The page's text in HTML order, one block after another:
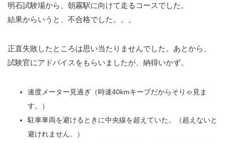
明石試験場から、朝霧駅に向けて走るコースでした。
結果からいうと、不合格でした。。。
正直失敗したところは思い当たりませんでした。あとから、
試験官にアドバイスをもらいましたが、納得いかず。
速度メーター見過ぎ（時速40kmキープだからそりゃ見ま
す。）
駐車車両を避けるときに中央線を超えていた。（超えないと
避けれません。）